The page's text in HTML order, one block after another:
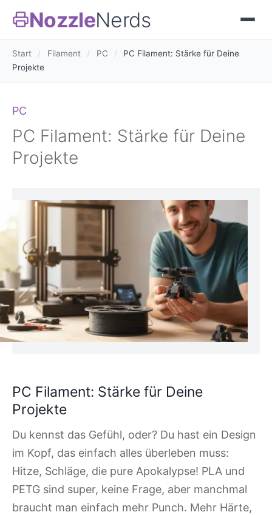
NozzleNerds
Start / Filament / PC /
PC Filament: Stärke für Deine
Projekte
PC
PC Filament: Stärke für Deine
Projekte
PC Filament: Stärke für Deine
Projekte
Du kennst das Gefühl, oder? Du hast ein Design
im Kopf, das einfach alles überleben muss:
Hitze, Schläge, die pure Apokalypse! PLA und
PETG sind super, keine Frage, aber manchmal
braucht man einfach mehr Punch. Mehr Härte,